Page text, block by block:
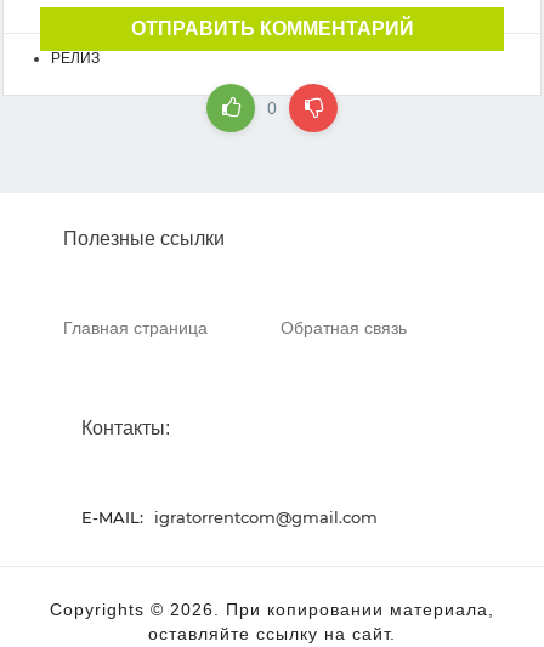
РЕЛИЗ
0
ОТПРАВИТЬ КОММЕНТАРИЙ
Полезные ссылки
Главная страница Обратная связь
Контакты:
E-MAIL: igratorrentcom@gmail.com
Copyrights © 2026. При копировании материала,
оставляйте ссылку на сайт.